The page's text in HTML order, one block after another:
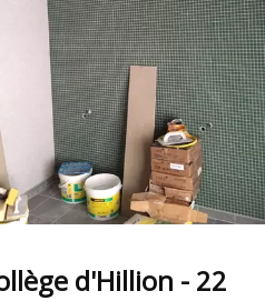
d'Hillion - 22